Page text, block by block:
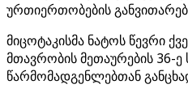
ურთიერთობების
მიცოტაკისმა ნატოს წევრი
მთავრობის მეთაურების 36-ე
წარმომადგენლებთან